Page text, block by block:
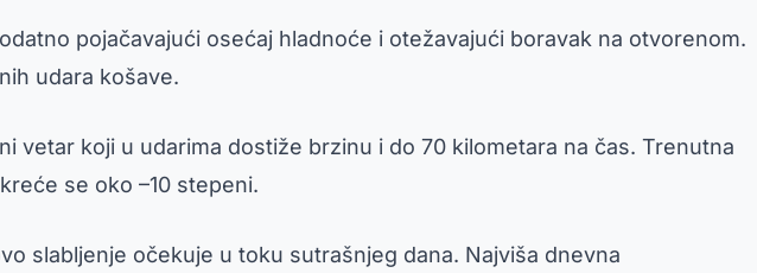
pojačavajući osećaj hladnoće i otežavajući boravak na otvorenom.
udara košave.
vetar koji u udarima dostiže brzinu i do 70 kilometara na čas. Trenutna
se oko –10 stepeni.
slabljenje očekuje u toku sutrašnjeg dana. Najviša dnevna